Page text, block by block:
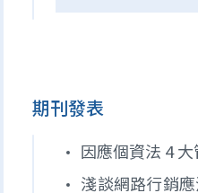
期刊發表
因應個資法 4
淺談網路行銷